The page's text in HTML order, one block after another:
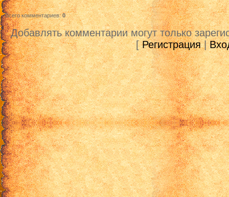
Всего комментариев:0
Добавлять комментарии могут только
[Регистрация|